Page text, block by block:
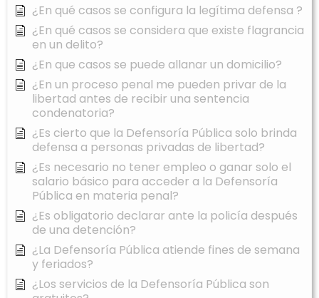
¿En qué casos se configura la legítima defensa ?
¿En qué casos se considera que existe flagrancia
en un delito?
¿En que casos se puede allanar un domicilio?
¿En un proceso penal me pueden privar de la
libertad antes de recibir una sentencia
condenatoria?
¿Es cierto que la Defensoría Pública solo brinda
defensa a personas privadas de libertad?
¿Es necesario no tener empleo o ganar solo el
salario básico para acceder a la Defensoría
Pública en materia penal?
¿Es obligatorio declarar ante la policía después
de una detención?
¿La Defensoría Pública atiende fines de semana
y feriados?
¿Los servicios de la Defensoría Pública son